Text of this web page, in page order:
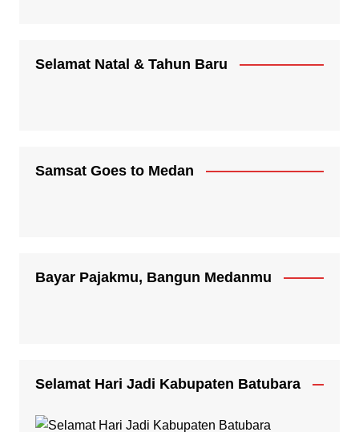
Selamat Natal & Tahun Baru
Samsat Goes to Medan
Bayar Pajakmu, Bangun Medanmu
Selamat Hari Jadi Kabupaten Batubara